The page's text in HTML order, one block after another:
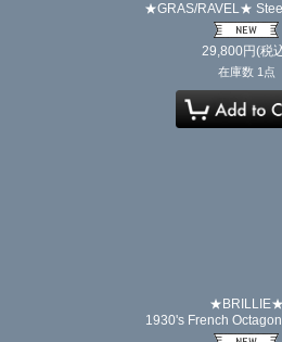
★GRAS/RAVEL★
29,800円(税
在庫数 1点
★BRILLIE★
1930's French